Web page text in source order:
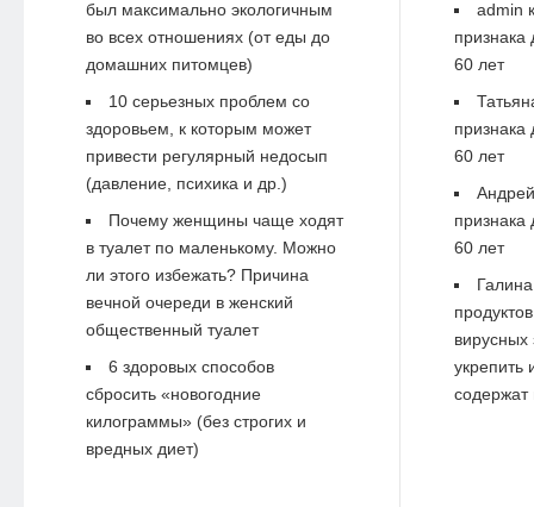
был максимально экологичным
во всех отношениях (от еды до
домашних питомцев)
10 серьезных проблем со
здоровьем, к которым может
привести регулярный недосып
(давление, психика и др.)
Почему женщины чаще ходят
в туалет по маленькому. Можно
ли этого избежать? Причина
вечной очереди в женский
общественный туалет
6 здоровых способов
сбросить «новогодние
килограммы» (без строгих и
вредных диет)
admin
60 лет
60 лет
Андрей
60 лет
Галина
вирусных
укрепить
содержат